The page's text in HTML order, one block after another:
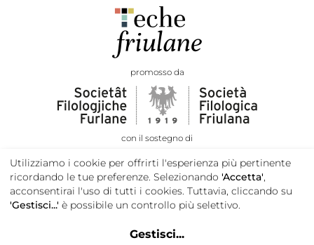
promosso da
con il sostegno di
Utilizziamo i cookie per offrirti l'esperienza più pertinente
ricordando le tue preferenze. Selezionando 'Accetta',
acconsentirai l'uso di tutti i cookies. Tuttavia, cliccando su
'Gestisci...' è possibile un controllo più selettivo.
Gestisci...